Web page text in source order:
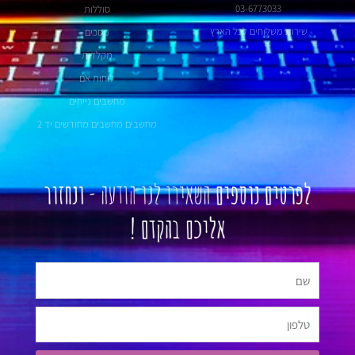
03-6773033
שירות משלוחים לכל הארץ
סוללות
מסכים
מקלדות
לוחות אם
מחשבים נייחים
מחשבים מחשבים מחודשים יד 2
לפרטים נוספיםהשאירו לנו הודעה -ונחזור
אליכם בהקדם !
טלפון